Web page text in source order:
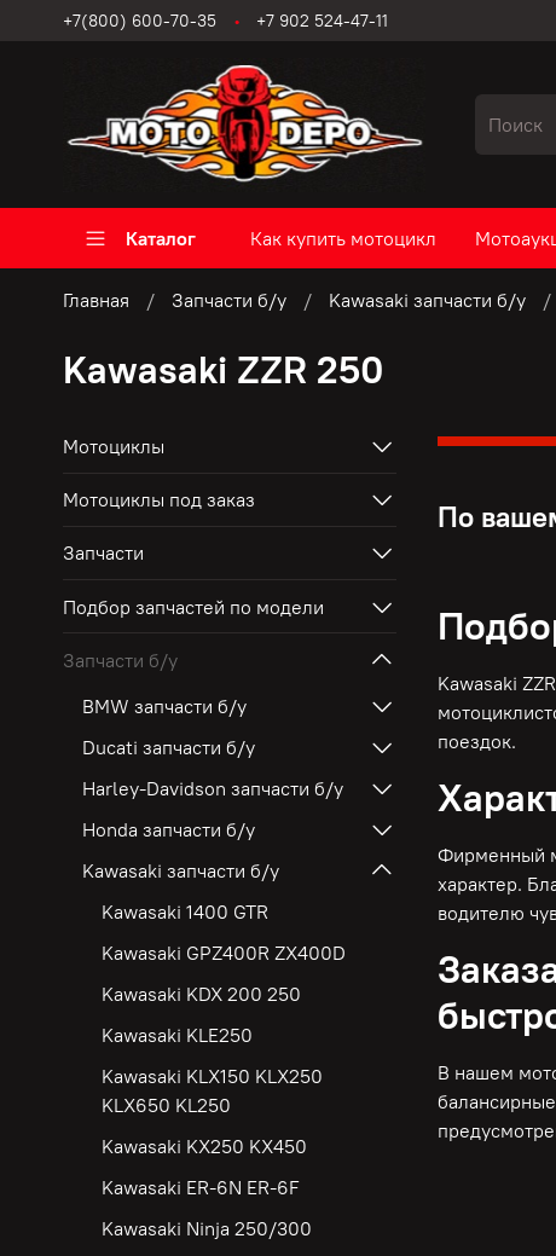
+7(800) 600-70-35 +7 902 524-47-11
Каталог Как купить мотоцикл
Главная Запчасти б/у Kawasaki запчасти б/у
Kawasaki ZZR 250
По
Kawasaki
поездок.
Фирменный
характер.
водителю
В нашем
Мотоциклы
Мотоциклы под заказ
Запчасти
Подбор запчастей по модели
Запчасти б/у
BMW запчасти б/у
Ducati запчасти б/у
Harley-Davidson запчасти б/у
Honda запчасти б/у
Kawasaki запчасти б/у
Kawasaki 1400 GTR
Kawasaki GPZ400R ZX400D
Kawasaki KDX 200 250
Kawasaki KLE250
Kawasaki KLX150 KLX250
KLX650 KL250
Kawasaki KX250 KX450
Kawasaki ER-6N ER-6F
Kawasaki Ninja 250/300